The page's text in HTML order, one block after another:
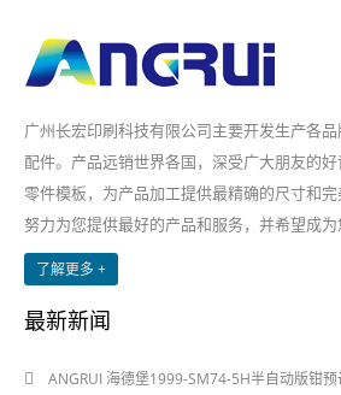
广州长宏印刷科技有限公司主要开发生产各
配件。产品远销世界各国，深受广大朋友的
零件模板，为产品加工提供最精确的尺寸和
努力为您提供最好的产品和服务，并希望成为
了解更多 +
最新新闻
ANGRUI 海德堡1999-SM74-5H半自动版钳预